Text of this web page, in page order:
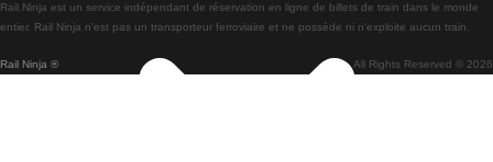
Trains de Lisbonne à Braga
Trains de Braga à Lisbonne
Rail Ninja ® All Rights Reserved © 2026
Rail.Ninja est un service indépendant de réservation en ligne de billets de train dans le monde
entier. Rail Ninja n'est pas un transporteur ferroviaire et ne possède ni n'exploite aucun train.